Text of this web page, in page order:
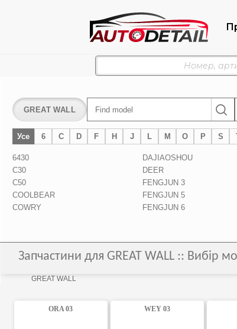
GREAT WALL Find model
Усе 6 C D F H J L M O P S
6430
C30
C50
COOLBEAR
COWRY
DAJIAOSHOU
DEER
FENGJUN 3
FENGJUN 5
FENGJUN 6
Запчастини для GREAT WALL :: Вибір
GREAT WALL
ORA 03 WEY 03